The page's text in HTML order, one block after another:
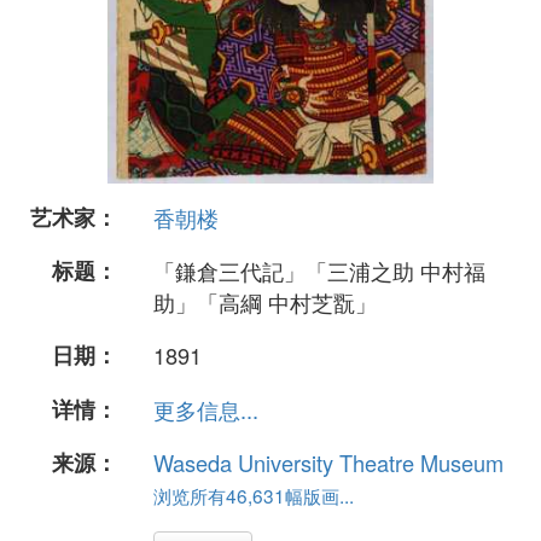
艺术家：
香朝楼
标题：
「鎌倉三代記」「三浦之助 中村福
助」「高綱 中村芝翫」
日期：
1891
详情：
更多信息...
来源：
Waseda University Theatre Museum
浏览所有46,631幅版画...